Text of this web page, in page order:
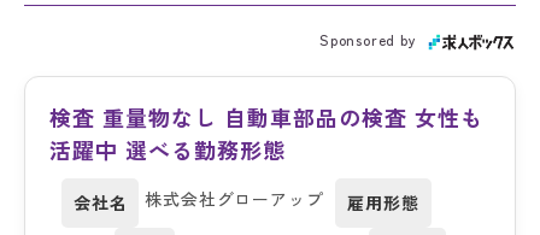
Sponsored by
検査 重量物なし 自動車部品の検査 女性も
活躍中 選べる勤務形態
会社名 株式会社グローアップ
雇用形態